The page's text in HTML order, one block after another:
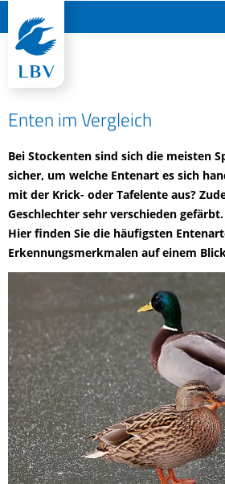
Enten im Vergleich
Bei Stockenten sind sich die meisten
sicher, um welche Entenart es sich
mit der Krick- oder Tafelente aus?
Geschlechter sehr verschieden
Hier finden Sie die häufigsten
Erkennungsmerkmalen auf einem